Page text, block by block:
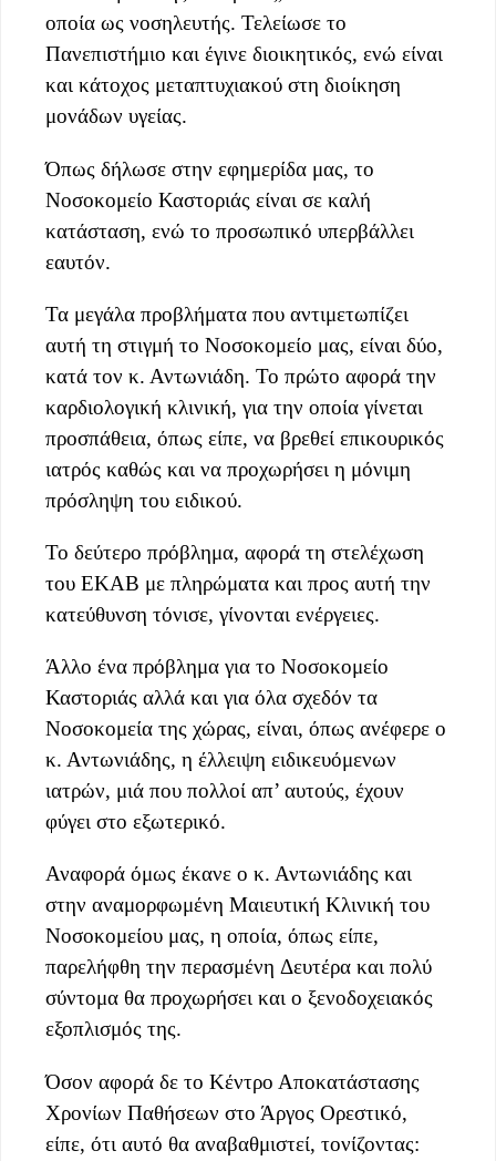
οποία ως νοσηλευτής. Τελείωσε το
Πανεπιστήμιο και έγινε διοικητικός, ενώ είναι
και κάτοχος μεταπτυχιακού στη διοίκηση
μονάδων υγείας.
Όπως δήλωσε στην εφημερίδα μας, το
Νοσοκομείο Καστοριάς είναι σε καλή
κατάσταση, ενώ το προσωπικό υπερβάλλει
εαυτόν.
Τα μεγάλα προβλήματα που αντιμετωπίζει
αυτή τη στιγμή το Νοσοκομείο μας, είναι δύο,
κατά τον κ. Αντωνιάδη. Το πρώτο αφορά την
καρδιολογική κλινική, για την οποία γίνεται
προσπάθεια, όπως είπε, να βρεθεί επικουρικός
ιατρός καθώς και να προχωρήσει η μόνιμη
πρόσληψη του ειδικού.
Το δεύτερο πρόβλημα, αφορά τη στελέχωση
του ΕΚΑΒ με πληρώματα και προς αυτή την
κατεύθυνση τόνισε, γίνονται ενέργειες.
Άλλο ένα πρόβλημα για το Νοσοκομείο
Καστοριάς αλλά και για όλα σχεδόν τα
Νοσοκομεία της χώρας, είναι, όπως ανέφερε ο
κ. Αντωνιάδης, η έλλειψη ειδικευόμενων
ιατρών, μιά που πολλοί απ’ αυτούς, έχουν
φύγει στο εξωτερικό.
Αναφορά όμως έκανε ο κ. Αντωνιάδης και
στην αναμορφωμένη Μαιευτική Κλινική του
Νοσοκομείου μας, η οποία, όπως είπε,
παρελήφθη την περασμένη Δευτέρα και πολύ
σύντομα θα προχωρήσει και ο ξενοδοχειακός
εξοπλισμός της.
Όσον αφορά δε το Κέντρο Αποκατάστασης
Χρονίων Παθήσεων στο Άργος Ορεστικό,
είπε, ότι αυτό θα αναβαθμιστεί, τονίζοντας: